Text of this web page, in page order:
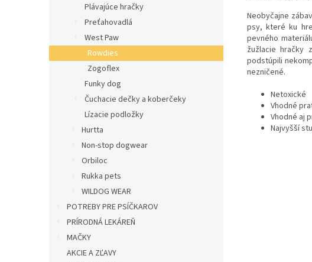
Plávajúce hračky
Preťahovadlá
West Paw
Rowdies
Zogoflex
Funky dog
Čuchacie dečky a koberčeky
Lízacie podložky
Hurtta
Non-stop dogwear
Orbiloc
Rukka pets
WILDOG WEAR
POTREBY PRE PSÍČKAROV
PRÍRODNÁ LEKÁREŇ
MAČKY
AKCIE A ZĽAVY
Neobyčajne
psy, které ku
pevného
žužlacie hračky
podstúpili
nezničené.
Netoxické
Vhodné
Vhodné aj
Najvyšší